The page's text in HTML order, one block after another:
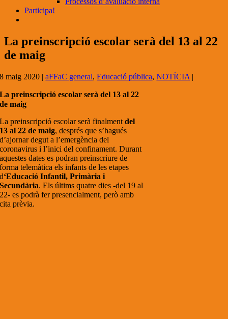
Participa!
La preinscripció escolar serà del 13 al 22
de maig
8 maig 2020 |aFFaC general,Educació pública,NOTÍCIA |
La preinscripció escolar serà del 13 al 22
de maig
La preinscripció escolar serà finalmentdel
13 al 22 de maig, després que s’hagués
d’ajornar degut a l’emergència del
coronavirus i l’inici del confinament. Durant
aquestes dates es podran preinscriure de
forma telemàtica els infants de les etapes
d‘Educació Infantil, Primària i
Secundària. Els últims quatre dies -del 19 al
22- es podrà fer presencialment, però amb
cita prèvia.